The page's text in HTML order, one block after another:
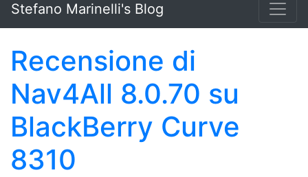
Stefano Marinelli's Blog
Recensione di
Nav4All 8.0.70 su
BlackBerry Curve
8310